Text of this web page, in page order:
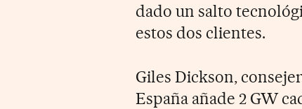
dado un salto
estos dos clientes.
Giles Dickson,
España añade 2 GW